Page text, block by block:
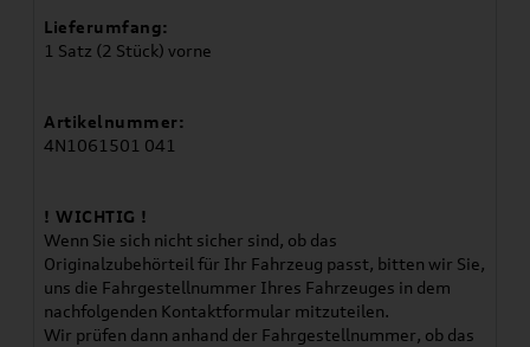
Lieferumfang:
1 Satz (2 Stück) vorne
Artikelnummer:
4N1061501 041
! WICHTIG !
Wenn Sie sich nicht sicher sind, ob das
Originalzubehörteil für Ihr Fahrzeug passt, bitten wir Sie,
uns die Fahrgestellnummer Ihres Fahrzeuges in dem
nachfolgenden Kontaktformular mitzuteilen.
Wir prüfen dann anhand der Fahrgestellnummer, ob das